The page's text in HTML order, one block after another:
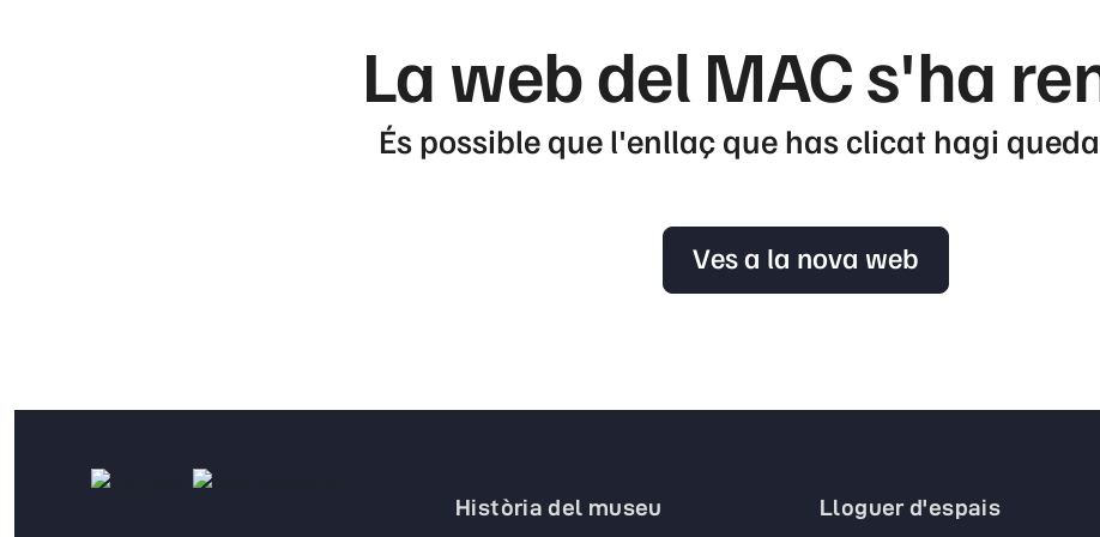
La web del MAC s'ha
És possible que l'enllaç que has clicat hagi
Ves a la nova web
Història del museu Lloguer d'espais